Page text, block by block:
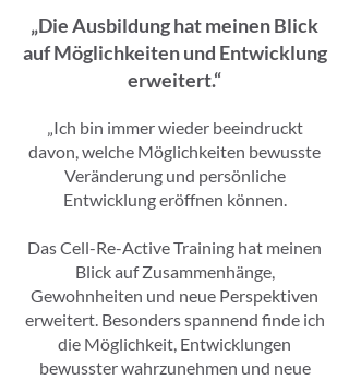
„Die Ausbildung hat meinen Blick
auf Möglichkeiten und Entwicklung
erweitert.“
„Ich bin immer wieder beeindruckt
davon, welche Möglichkeiten bewusste
Veränderung und persönliche
Entwicklung eröffnen können.
Das Cell-Re-Active Training hat meinen
Blick auf Zusammenhänge,
Gewohnheiten und neue Perspektiven
erweitert. Besonders spannend finde ich
die Möglichkeit, Entwicklungen
bewusster wahrzunehmen und neue